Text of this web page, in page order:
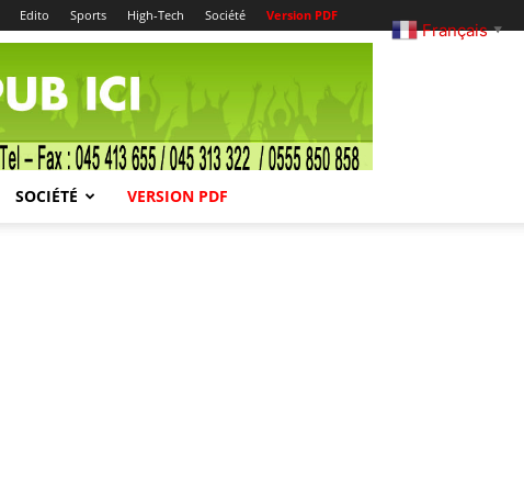
Edito Sports High-Tech Société Version PDF
SOCIÉTÉ VERSION PDF
Français ▼